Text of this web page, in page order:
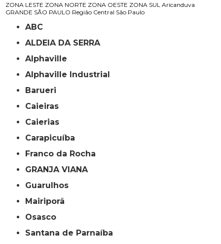
ZONA LESTE ZONA NORTE ZONA OESTE ZONA SUL Aricanduva
GRANDE SÃO PAULO Região Central São Paulo
ABC
ALDEIA DA SERRA
Alphaville
Alphaville Industrial
Barueri
Caieiras
Caierias
Carapicuíba
Franco da Rocha
GRANJA VIANA
Guarulhos
Mairiporã
Osasco
Santana de Parnaíba